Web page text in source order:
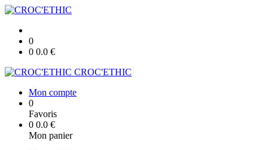
0
0 0.0 €
CROC'ETHIC
Mon compte
0
Favoris
0 0.0 €
Mon panier